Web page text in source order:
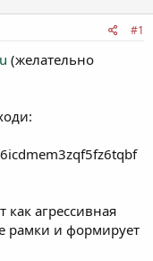
#1
(желательно
как агрессивная
рамки и формирует